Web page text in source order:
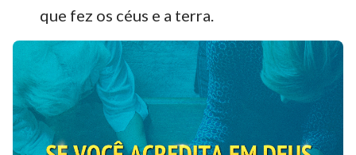
8
9 10 11
15
16 17 18 19 20
21
23 24 25 26 27
28
29
31 32 33
35
36
37 38 39 40
42
que fez os céus e a terra.